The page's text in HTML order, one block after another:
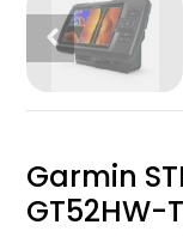
Garmin